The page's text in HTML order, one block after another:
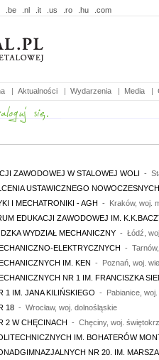
.be .nl .it .us .ro .hu .com
| Aktualności | Wydarzenia | Media |
ZAWODOWEJ W STALOWEJ WOLI -
USTAWICZNEGO
I MECHATRONIKI - AGH - Kraków, woj.
EDUKACJI ZAWODOWEJ IM.
WYDZIAŁ MECHANICZNY - Łódź,
ELEKTRYCZNYCH - Tarnów,
IM. KEN - Poznań, woj.
NR 1 IM. FRANCISZKA
1 IM. JANA KILIŃSKIEGO - Pabianice, woj.
18 - Wrocław, woj. dolnośląskie
2 W CHĘCINACH - Chęciny, woj.
IM. BOHATERÓW
NR 20. IM.